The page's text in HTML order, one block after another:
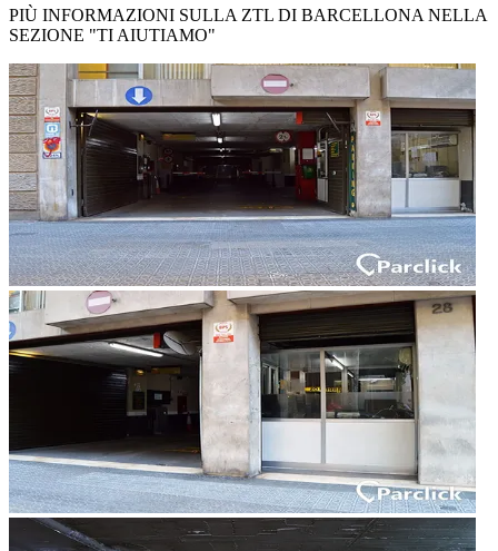
PIÙ INFORMAZIONI SULLA ZTL DI BARCELLONA NELLA
SEZIONE "TI AIUTIAMO"